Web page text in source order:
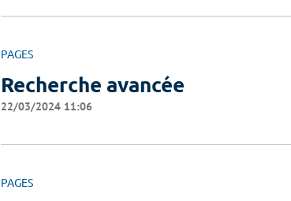
PAGES
Recherche avancée
22/03/2024 11:06
PAGES